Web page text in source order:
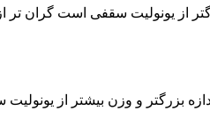
از یونولیت سقفی است گران تر
بزرگتر و وزن بیشتر از